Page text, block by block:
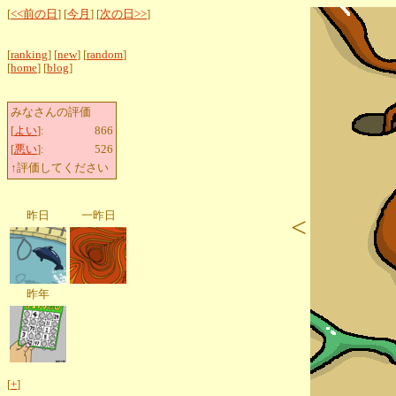
[<<前の日 ] [今月 ] [次の日>>]
[ranking] [new] [random]
[home] [blog]
みなさんの評価
[よい]:
866
[悪い]:
526
↑評価してください
昨日 一昨日
昨年
[+]
<